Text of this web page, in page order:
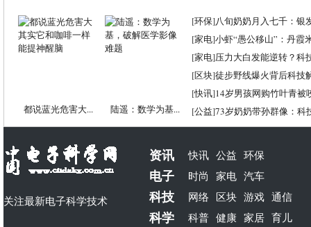
都说蓝光危害大... 陆遥：数学为基...
[环保]八旬奶奶月入七千：银
[家电]小虾“愚公移山”：丹霞
[家电]压力大白发能逆转？科
[区块]徒步野线爆火背后科技
[快讯]14岁男孩网购竹叶青被
[公益]73岁奶奶带孙群像：科
关注最新电子科学技术
资讯 快讯 公益 环保
电子 时尚 家电 汽车
科技 网络 区块 游戏 通信
科学 科普 健康 家居 育儿